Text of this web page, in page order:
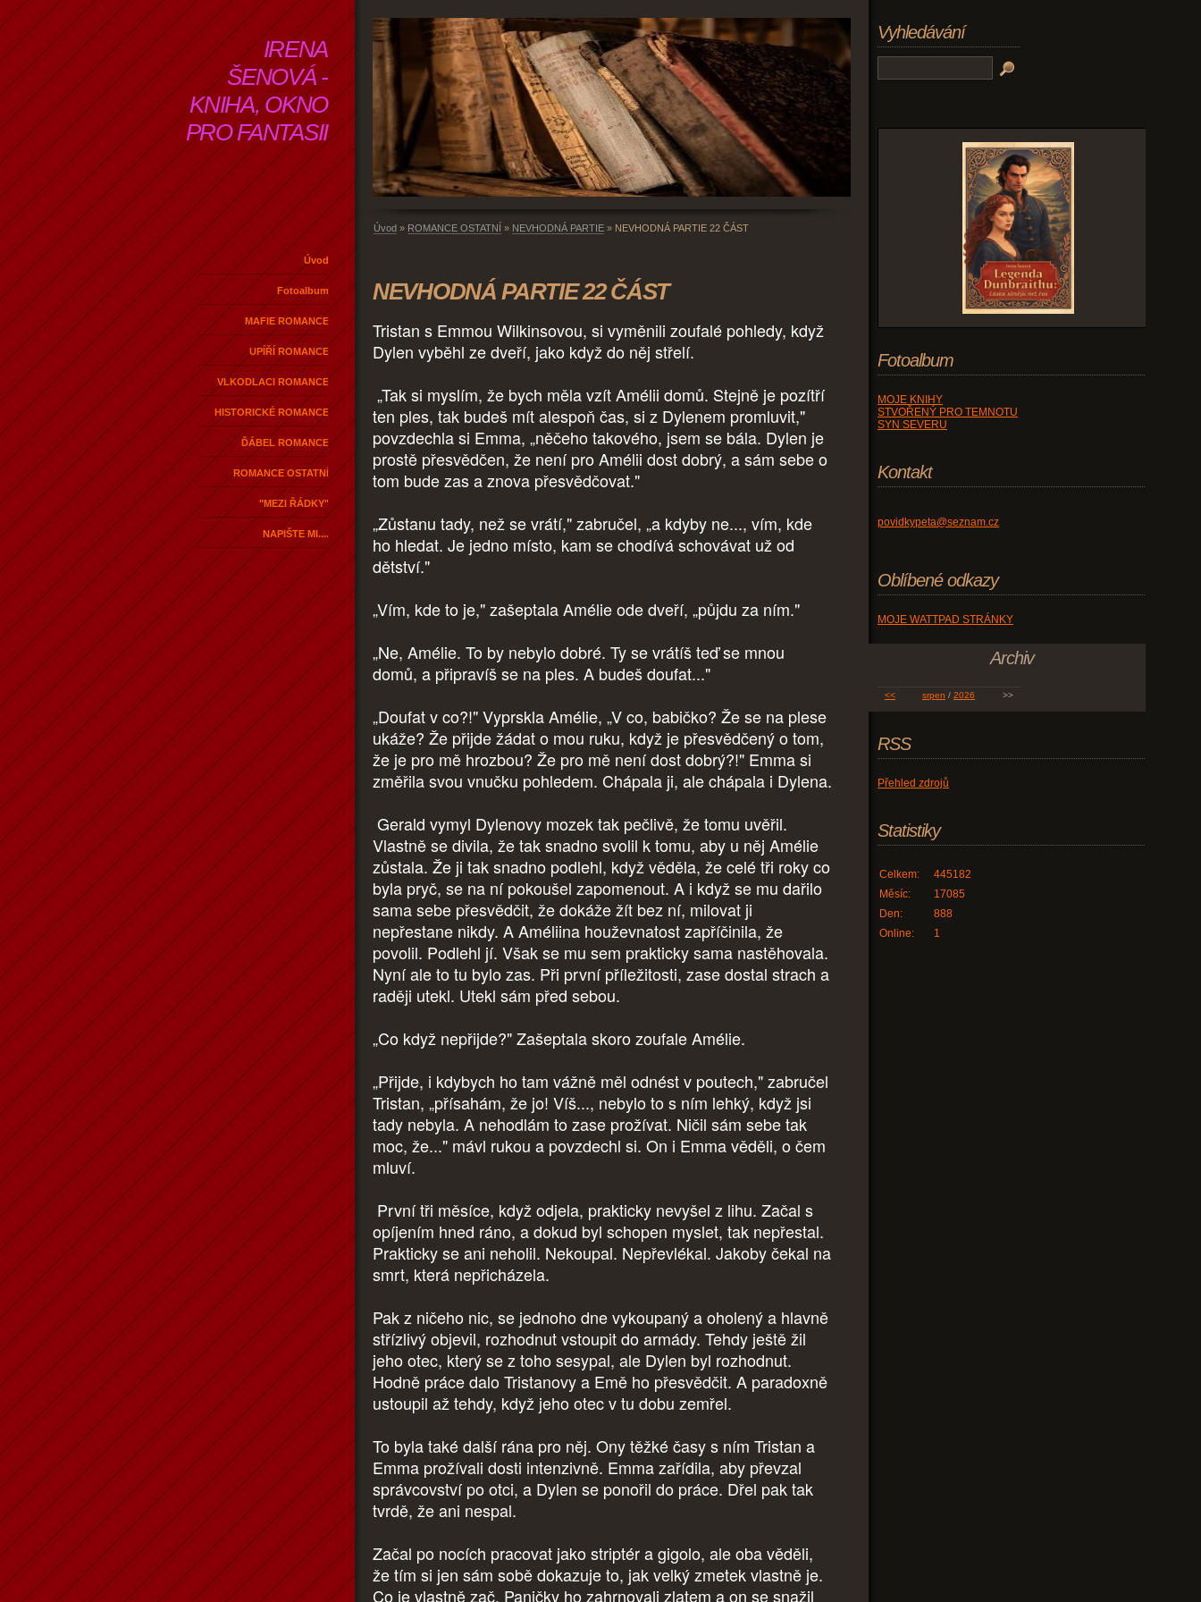
IRENA
ŠENOVÁ -
KNIHA, OKNO
PRO FANTASII
Úvod
Fotoalbum
MAFIE ROMANCE
UPÍŘÍ ROMANCE
VLKODLACI ROMANCE
HISTORICKÉ ROMANCE
ĎÁBEL ROMANCE
ROMANCE OSTATNÍ
"MEZI ŘÁDKY"
NAPIŠTE MI....
Úvod » ROMANCE OSTATNÍ » NEVHODNÁ PARTIE » NEVHODNÁ PARTIE 22 ČÁST
NEVHODNÁ PARTIE 22 ČÁST
Tristan s Emmou Wilkinsovou, si vyměnili zoufalé pohledy, když
Dylen vyběhl ze dveří, jako když do něj střelí.
„Tak si myslím, že bych měla vzít Amélii domů. Stejně je pozítří
ten ples, tak budeš mít alespoň čas, si z Dylenem promluvit,"
povzdechla si Emma, „něčeho takového, jsem se bála. Dylen je
prostě přesvědčen, že není pro Amélii dost dobrý, a sám sebe o
tom bude zas a znova přesvědčovat."
„Zůstanu tady, než se vrátí," zabručel, „a kdyby ne..., vím, kde
ho hledat. Je jedno místo, kam se chodívá schovávat už od
dětství."
„Vím, kde to je," zašeptala Amélie ode dveří, „půjdu za ním."
„Ne, Amélie. To by nebylo dobré. Ty se vrátíš teď se mnou
domů, a připravíš se na ples. A budeš doufat..."
„Doufat v co?!" Vyprskla Amélie, „V co, babičko? Že se na plese
ukáže? Že přijde žádat o mou ruku, když je přesvědčený o tom,
že je pro mě hrozbou? Že pro mě není dost dobrý?!" Emma si
změřila svou vnučku pohledem. Chápala ji, ale chápala i Dylena.
Gerald vymyl Dylenovy mozek tak pečlivě, že tomu uvěřil.
Vlastně se divila, že tak snadno svolil k tomu, aby u něj Amélie
zůstala. Že ji tak snadno podlehl, když věděla, že celé tři roky co
byla pryč, se na ní pokoušel zapomenout. A i když se mu dařilo
sama sebe přesvědčit, že dokáže žít bez ní, milovat ji
nepřestane nikdy. A Améliina houževnatost zapříčinila, že
povolil. Podlehl jí. Však se mu sem prakticky sama nastěhovala.
Nyní ale to tu bylo zas. Při první příležitosti, zase dostal strach a
raději utekl. Utekl sám před sebou.
„Co když nepřijde?" Zašeptala skoro zoufale Amélie.
„Přijde, i kdybych ho tam vážně měl odnést v poutech," zabručel
Tristan, „přísahám, že jo! Víš..., nebylo to s ním lehký, když jsi
tady nebyla. A nehodlám to zase prožívat. Ničil sám sebe tak
moc, že..." mávl rukou a povzdechl si. On i Emma věděli, o čem
mluví.
První tři měsíce, když odjela, prakticky nevyšel z lihu. Začal s
opíjením hned ráno, a dokud byl schopen myslet, tak nepřestal.
Prakticky se ani neholil. Nekoupal. Nepřevlékal. Jakoby čekal na
smrt, která nepřicházela.
Pak z ničeho nic, se jednoho dne vykoupaný a oholený a hlavně
střízlivý objevil, rozhodnut vstoupit do armády. Tehdy ještě žil
jeho otec, který se z toho sesypal, ale Dylen byl rozhodnut.
Hodně práce dalo Tristanovy a Emě ho přesvědčit. A paradoxně
ustoupil až tehdy, když jeho otec v tu dobu zemřel.
To byla také další rána pro něj. Ony těžké časy s ním Tristan a
Emma prožívali dosti intenzivně. Emma zařídila, aby převzal
správcovství po otci, a Dylen se ponořil do práce. Dřel pak tak
tvrdě, že ani nespal.
Začal po nocích pracovat jako striptér a gigolo, ale oba věděli,
že tím si jen sám sobě dokazuje to, jak velký zmetek vlastně je.
Co je vlastně zač. Paničky ho zahrnovali zlatem a on se snažil
Vyhledávání
Fotoalbum
MOJE KNIHY
STVOŘENÝ PRO TEMNOTU
SYN SEVERU
Kontakt
povidkypeta@seznam.cz
Oblíbené odkazy
MOJE WATTPAD STRÁNKY
Archiv
<< srpen / 2026 >>
RSS
Přehled zdrojů
Statistiky
Online: 1
Celkem:
445182
Měsíc:
17085
Den:
888